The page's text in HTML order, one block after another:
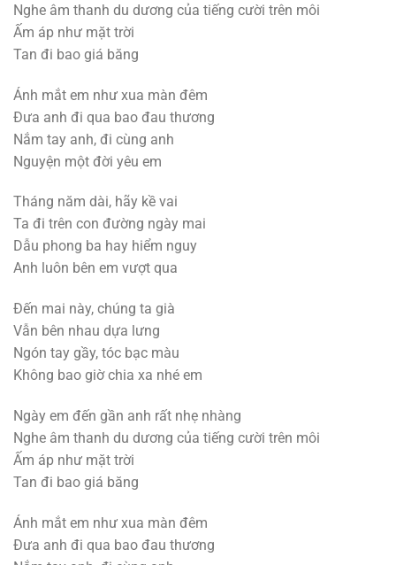
Nghe âm thanh du dương của tiếng cười trên môi
Ấm áp như mặt trời
Tan đi bao giá băng
Ánh mắt em như xua màn đêm
Đưa anh đi qua bao đau thương
Nắm tay anh, đi cùng anh
Nguyện một đời yêu em
Tháng năm dài, hãy kề vai
Ta đi trên con đường ngày mai
Dẫu phong ba hay hiểm nguy
Anh luôn bên em vượt qua
Đến mai này, chúng ta già
Vẫn bên nhau dựa lưng
Ngón tay gầy, tóc bạc màu
Không bao giờ chia xa nhé em
Ngày em đến gần anh rất nhẹ nhàng
Nghe âm thanh du dương của tiếng cười trên môi
Ấm áp như mặt trời
Tan đi bao giá băng
Ánh mắt em như xua màn đêm
Đưa anh đi qua bao đau thương